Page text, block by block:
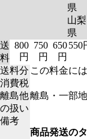
県
山梨
県
送
料
800
円
750
円
650
円
550
送料分
消費税
この料金に
離島他
の扱い
離島・一部
備考
商品発送の